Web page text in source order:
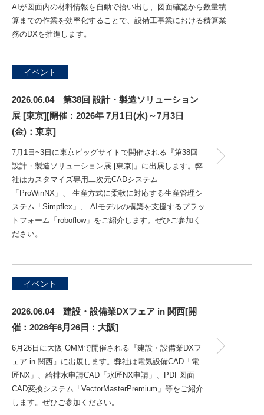
AIが図面内の材料情報を自動で拾い出し、図面確認から数量積
算までの作業を効率化することで、設備工事業における積算業
務のDXを推進します。
イベント
2026.06.04 第38回 設計・製造ソリューション
展 [東京][開催：2026年 7月1日(水)～7月3日
(金)：東京]
7月1日~3日に東京ビッグサイトで開催される『第38回
設計・製造ソリューション展 [東京]』に出展します。弊
社はカスタマイズ専用二次元CADシステム
「ProWinNX」、 生産方式に柔軟に対応する生産管理シ
ステム「Simpflex」、 AIモデルの構築を支援するプラッ
トフォーム「roboflow」をご紹介します。ぜひご参加く
ださい。
イベント
2026.06.04 建設・設備業DXフェア in 関西[開
催：2026年6月26日：大阪]
6月26日に大阪 OMMで開催される『建設・設備業DXフ
ェア in 関西』に出展します。弊社は電気設備CAD「電
匠NX」、給排水申請CAD「水匠NX申請」、PDF図面
CAD変換システム「VectorMasterPremium」等をご紹介
します。ぜひご参加ください。